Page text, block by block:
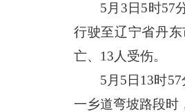
5月3日5时57
行驶至辽宁省丹
亡、13人受伤。
5月5日13时
一乡道弯坡路段时